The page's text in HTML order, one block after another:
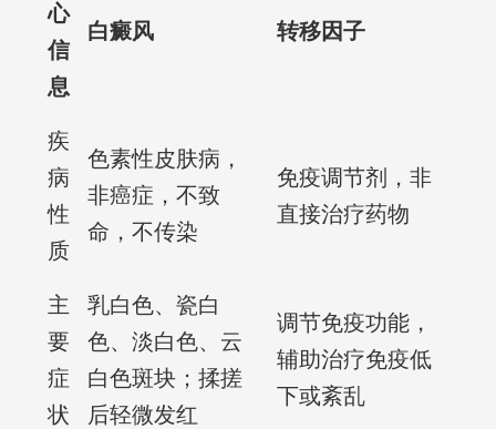
心
信
息
白癜风 转移因子
疾
病
性
质
色素性皮肤病，
非癌症，不致
命，不传染
免疫调节剂，非
直接治疗药物
主
要
症
状
乳白色、瓷白
色、淡白色、云
白色斑块；揉搓
后轻微发红
调节免疫功能，
辅助治疗免疫低
下或紊乱